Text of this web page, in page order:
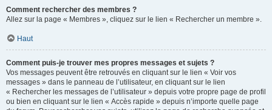
Comment rechercher des membres ?
Allez sur la page « Membres », cliquez sur le lien « Rechercher un membre ».
Haut
Comment puis-je trouver mes propres messages et sujets ?
Vos messages peuvent être retrouvés en cliquant sur le lien « Voir vos
messages » dans le panneau de l’utilisateur, en cliquant sur le lien
« Rechercher les messages de l’utilisateur » depuis votre propre page de profil
ou bien en cliquant sur le lien « Accès rapide » depuis n’importe quelle page